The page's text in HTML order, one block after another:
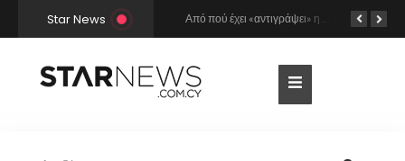
Star News Από πού έχει «αντιγράψει» η Άννα Βίσση και ο Νίκος Καρβέλας τη σούπερ επιτυχία «Σε περίπτωση που…»; Το βρήκε ο Mr Music